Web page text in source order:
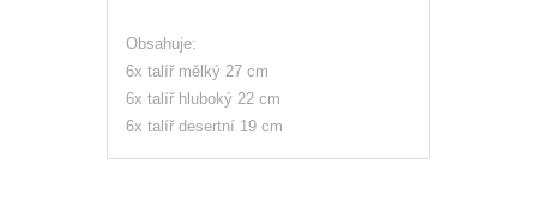
Obsahuje:
6x talíř mělký 27 cm
6x talíř hluboký 22 cm
6x talíř desertní 19 cm